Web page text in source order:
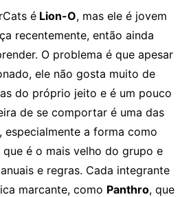
éLion-O, mas ele é jovem
recentemente, então ainda
O problema é que apesar
ele não gosta muito de
do próprio jeito e é um pouco
de se comportar é uma das
especialmente a forma como
que é o mais velho do grupo e
e regras. Cada integrante
marcante, como Panthro, que